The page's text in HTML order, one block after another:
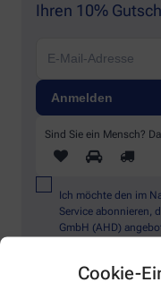
Cookie-
Ihren 10%
Sind Sie ein Mensch?
Ich möchte den im
Service abonnieren,
GmbH (AHD)
Newsletters den